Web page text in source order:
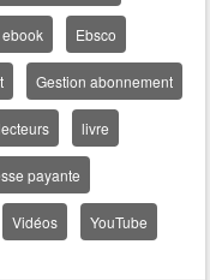
ebook Ebsco
Gestion abonnement
livre
payante
Vidéos YouTube